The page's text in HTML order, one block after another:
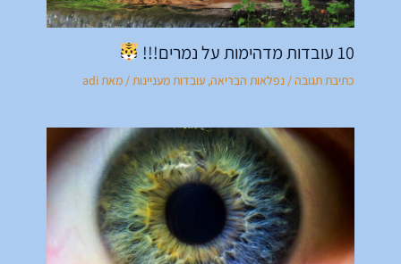
10 עובדות מדהימות על נמרים!!!
כתיבת תגובה/ נפלאות הבריאה, עובדות מעניינות/ מאתadi